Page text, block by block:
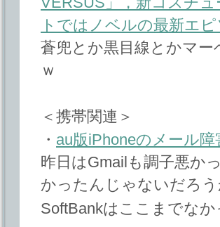
トではノベルの最新エ
蒼兜とか黒目線とかマ
ｗ
＜携帯関連＞
・ au版iPhoneのメール
昨日はGmailも調子悪か
かったんじゃないだろう
SoftBankはここまでな